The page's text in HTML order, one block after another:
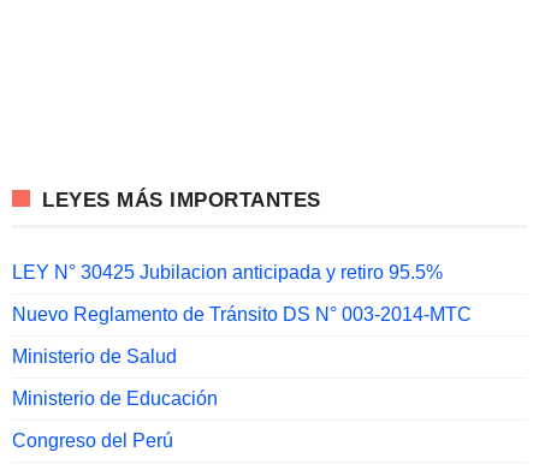
LEYES MÁS IMPORTANTES
LEY N° 30425 Jubilacion anticipada y retiro 95.5%
Nuevo Reglamento de Tránsito DS N° 003-2014-MTC
Ministerio de Salud
Ministerio de Educación
Congreso del Perú